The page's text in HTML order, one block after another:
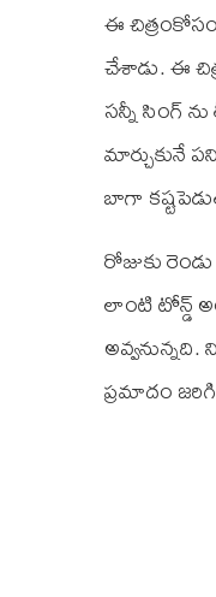
ఈ
చేశాడు. ఈ
సన్నీ సింగ్
మార్చుకునే
బాగా
రోజుకు
లాంటి టోన్డ్
ప్రమాదం